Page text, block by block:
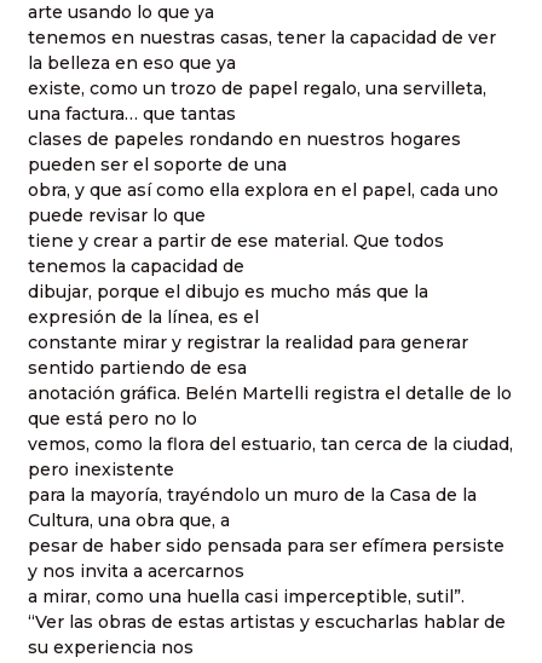
arte usando lo que ya
tenemos en nuestras casas, tener la capacidad de ver
la belleza en eso que ya
existe, como un trozo de papel regalo, una servilleta,
una factura… que tantas
clases de papeles rondando en nuestros hogares
pueden ser el soporte de una
obra, y que así como ella explora en el papel, cada uno
puede revisar lo que
tiene y crear a partir de ese material. Que todos
tenemos la capacidad de
dibujar, porque el dibujo es mucho más que la
expresión de la línea, es el
constante mirar y registrar la realidad para generar
sentido partiendo de esa
anotación gráfica. Belén Martelli registra el detalle de lo
que está pero no lo
vemos, como la flora del estuario, tan cerca de la ciudad,
pero inexistente
para la mayoría, trayéndolo un muro de la Casa de la
Cultura, una obra que, a
pesar de haber sido pensada para ser efímera persiste
y nos invita a acercarnos
a mirar, como una huella casi imperceptible, sutil”.
“Ver las obras de estas artistas y escucharlas hablar de
su experiencia nos